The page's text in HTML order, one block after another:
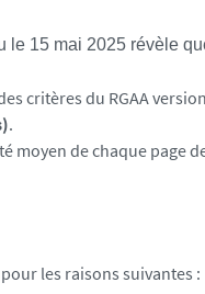
le 15 mai 2025 révèle
critères du RGAA
.
moyen de chaque page
les raisons suivantes :